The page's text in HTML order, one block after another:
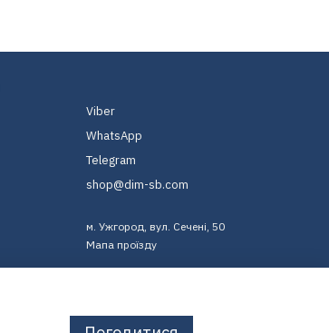
Viber
WhatsApp
Telegram
shop@dim-sb.com
м. Ужгород, вул. Сечені, 50
Мапа проїзду